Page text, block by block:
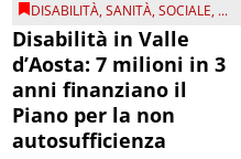
DISABILITÀ,SANITÀ,SOCIALE, ...
Disabilità in Valle
d’Aosta: 7 milioni in 3
anni finanziano il
Piano per la non
autosufficienza